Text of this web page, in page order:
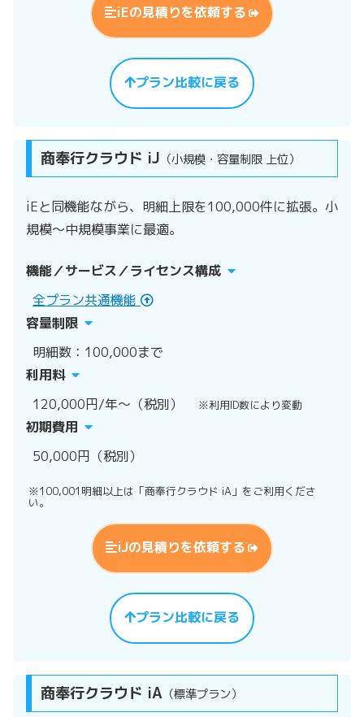
iEの見積りを依頼する
プラン比較に戻る
商奉行クラウド iJ （小規模・容量制限 上位）
iEと同機能ながら、明細上限を100,000件に拡張。小
規模～中規模事業に最適。
機能／サービス／ライセンス構成
全プラン共通機能
容量制限
明細数：100,000まで
利用料
120,000円/年～（税別）
※利用ID数により変動
初期費用
50,000円（税別）
※100,001明細以上は「商奉行クラウド iA」をご利用くださ
い。
iJの見積りを依頼する
プラン比較に戻る
商奉行クラウド iA（標準プラン）